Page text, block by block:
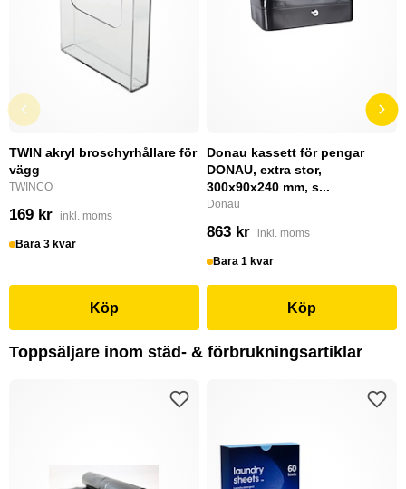
TWIN akryl broschyrhållare för
vägg
TWINCO
169 kr inkl. moms
Bara 3 kvar
Köp
Donau kassett för pengar
DONAU, extra stor,
300x90x240 mm, s...
Donau
863 kr inkl. moms
Bara 1 kvar
Köp
Toppsäljare inom städ- & förbrukningsartiklar